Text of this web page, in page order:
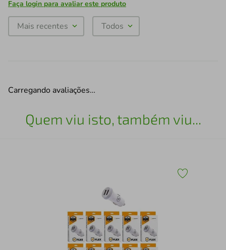
Faça login para avaliar este produto
Mais recentes Todos
Carregando avaliações…
Quem viu isto, também viu...